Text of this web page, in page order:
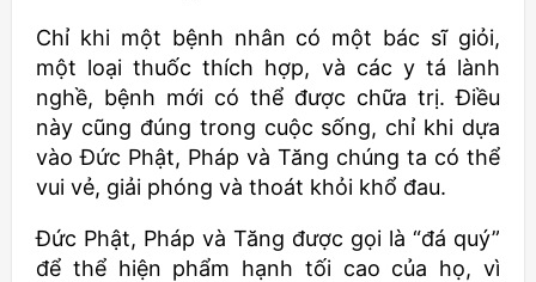
Chỉ khi một bệnh nhân có một bác sĩ giỏi,
một loại thuốc thích hợp, và các y tá lành
nghề, bệnh mới có thể được chữa trị. Điều
này cũng đúng trong cuộc sống, chỉ khi dựa
vào Đức Phật, Pháp và Tăng chúng ta có thể
vui vẻ, giải phóng và thoát khỏi khổ đau.
Đức Phật, Pháp và Tăng được gọi là “đá quý”
để thể hiện phẩm hạnh tối cao của họ, vì